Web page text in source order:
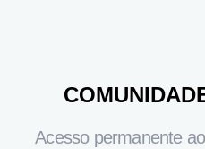
Acesso permanente